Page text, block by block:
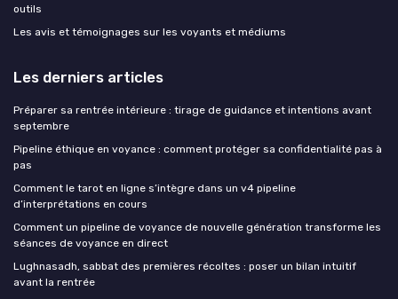
outils
Les avis et témoignages sur les voyants et médiums
Les derniers articles
Préparer sa rentrée intérieure : tirage de guidance et intentions avant
septembre
Pipeline éthique en voyance : comment protéger sa confidentialité pas à
pas
Comment le tarot en ligne s’intègre dans un v4 pipeline
d’interprétations en cours
Comment un pipeline de voyance de nouvelle génération transforme les
séances de voyance en direct
Lughnasadh, sabbat des premières récoltes : poser un bilan intuitif
avant la rentrée